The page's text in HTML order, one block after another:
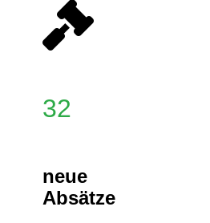
32
neue
Absätze